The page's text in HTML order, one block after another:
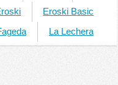
Eroski Basic
La Lechera